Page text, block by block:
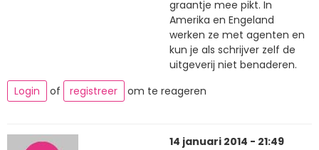
graantje mee pikt. In
Amerika en Engeland
werken ze met agenten en
kun je als schrijver zelf de
uitgeverij niet benaderen.
Login
of registreer om te reageren
14 januari 2014 - 21:49